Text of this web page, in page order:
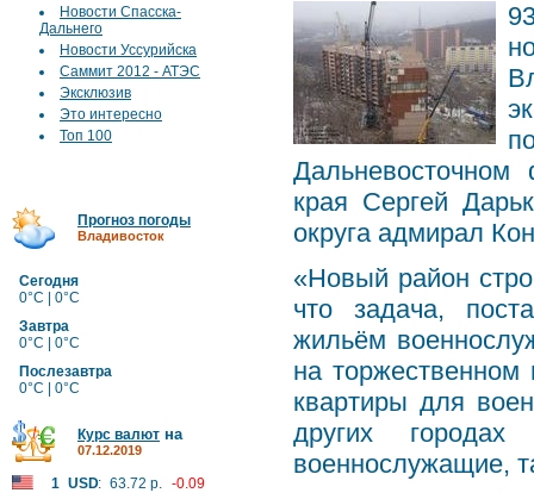
Новости Спасска-
Дальнего
Новости Уссурийска
Саммит 2012 - АТЭС
Эксклюзив
Это интересно
Топ 100
Прогноз погоды
Владивосток
Сегодня
0°C | 0°C
Завтра
0°C | 0°C
Послезавтра
0°C | 0°C
Курс валют на
07.12.2019
1 USD: 63.72 р. -0.09
края Сергей
округа адмирал
«Новый район
что задача,
жильём
на торжественном
квартиры для
других
военнослужащие,